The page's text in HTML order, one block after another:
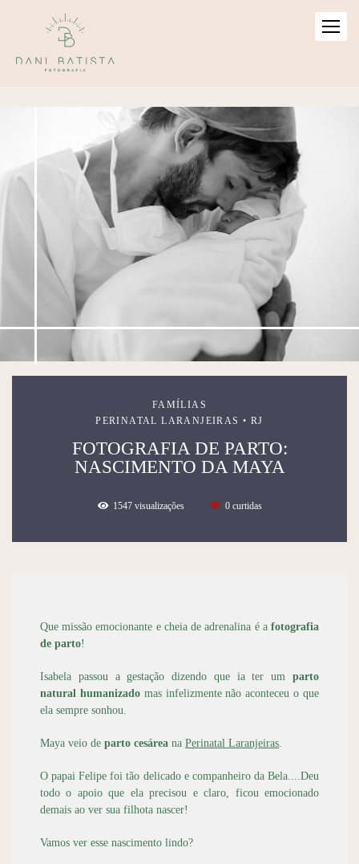
FAMÍLIAS
PERINATAL LARANJEIRAS • RJ
FOTOGRAFIA DE PARTO:
NASCIMENTO DA MAYA
1547visualizações 0curtidas
Que missão emocionante e cheia de adrenalina é a fotografia
de parto!
Isabela passou a gestação dizendo que ia ter um parto
natural humanizadomas infelizmente não aconteceu o que
ela sempre sonhou.
Maya veio de parto cesárea na Perinatal Laranjeiras.
O papai Felipe foi tão delicado e companheiro da Bela....Deu
todo o apoio que ela precisou e claro, ficou emocionado
demais ao ver sua filhota nascer!
Vamos ver esse nascimento lindo?